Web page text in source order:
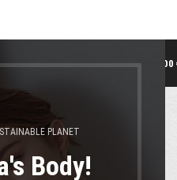
PLANET
Body!
0,00